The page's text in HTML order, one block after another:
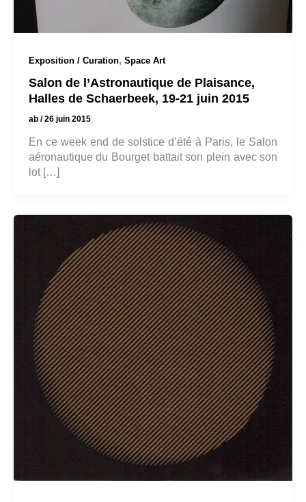
Exposition / Curation, Space Art
Salon de l’Astronautique de Plaisance,
Halles de Schaerbeek, 19-21 juin 2015
ab /26 juin 2015
En ce week end de solstice d’été à Paris, le Salon
aéronautique du Bourget battait son plein avec son
lot […]